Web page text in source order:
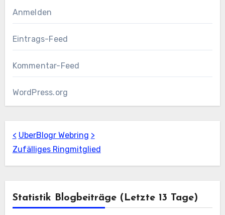
Anmelden
Eintrags-Feed
Kommentar-Feed
WordPress.org
< UberBlogr Webring >
Zufälliges Ringmitglied
Statistik Blogbeiträge (letzte 13 Tage)